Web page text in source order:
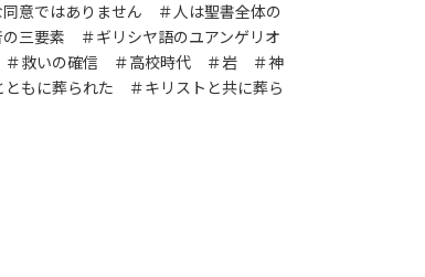
意ではありません ＃人は聖書全体の
三要素 ＃ギリシヤ語のユアンゲリオ
救いの確信 ＃高校時代 ＃岩 ＃神
もに葬られた ＃キリストと共に葬ら